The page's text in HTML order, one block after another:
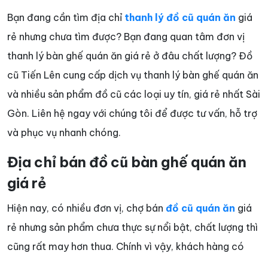
Bạn đang cần tìm địa chỉ thanh lý đồ cũ quán ăn giá
rẻ nhưng chưa tìm được? Bạn đang quan tâm đơn vị
thanh lý bàn ghế quán ăn giá rẻ ở đâu chất lượng? Đồ
cũ Tiến Lên cung cấp dịch vụ thanh lý bàn ghế quán ăn
và nhiều sản phẩm đồ cũ các loại uy tín, giá rẻ nhất Sài
Gòn. Liên hệ ngay với chúng tôi để được tư vấn, hỗ trợ
và phục vụ nhanh chóng.
Địa chỉ bán đồ cũ bàn ghế quán ăn
giá rẻ
Hiện nay, có nhiều đơn vị, chợ bán đồ cũ quán ăn giá
rẻ nhưng sản phẩm chưa thực sự nổi bật, chất lượng thì
cũng rất may hơn thua. Chính vì vậy, khách hàng có